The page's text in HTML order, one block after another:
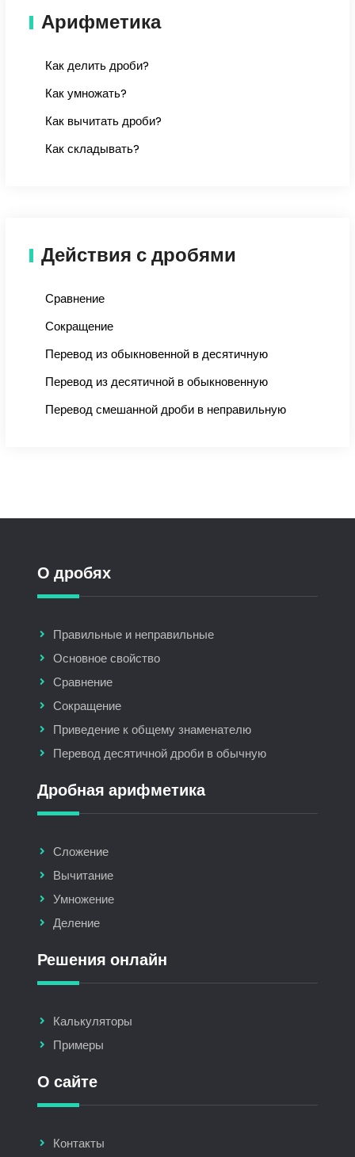
Арифметика
Как делить дроби?
Как умножать?
Как вычитать дроби?
Как складывать?
Действия с дробями
Сравнение
Сокращение
Перевод из обыкновенной в десятичную
Перевод из десятичной в обыкновенную
Перевод смешанной дроби в неправильную
О дробях
Правильные и неправильные
Основное свойство
Сравнение
Сокращение
Приведение к общему знаменателю
Перевод десятичной дроби в обычную
Дробная арифметика
Сложение
Вычитание
Умножение
Деление
Решения онлайн
Калькуляторы
Примеры
О сайте
Контакты